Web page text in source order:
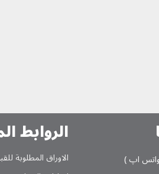
الروابط
الاوراق المطلوبة